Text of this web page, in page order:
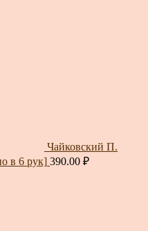
Чайковский П.
в 6 рук] 390.00 ₽